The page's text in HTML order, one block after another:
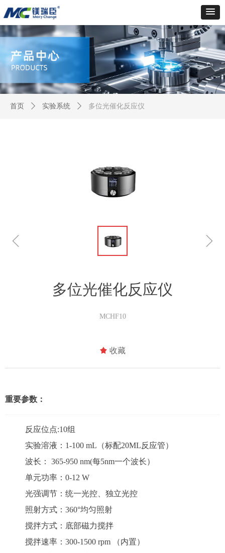
ꁆ ꁇ
多位光催化反应仪
MCHF10
重要参数：
反应位点:10组
实验溶液：1-100 mL（标配20ML反应管）
波长： 365-950 nm(每5nm一个波长）
单元功率：0-12 W
光强调节：统一光控、独立光控
照射方式：360°均匀照射
搅拌方式：底部磁力搅拌
搅拌速率：300-1500 rpm （内置）
首页 ꄲ 实验系统 ꄲ 多位光催化反应仪
끄 收藏